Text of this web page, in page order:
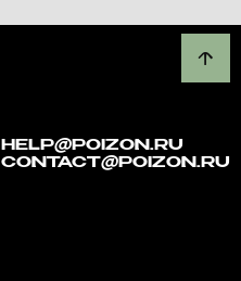
HELP@POIZON.RU
CONTACT@POIZON.RU